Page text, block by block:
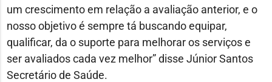
um crescimento em relação a avaliação anterior, e o
nosso objetivo é sempre tá buscando equipar,
qualificar, da o suporte para melhorar os serviços e
ser avaliados cada vez melhor” disse Júnior Santos
Secretário de Saúde.